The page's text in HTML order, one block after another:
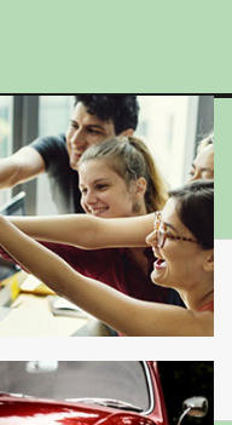
sont indiqués avec*